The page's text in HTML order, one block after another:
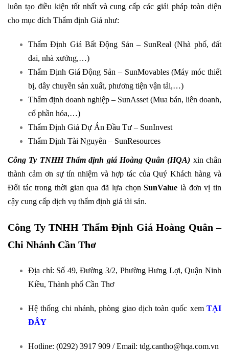
luôn tạo điều kiện tốt nhất và cung cấp các giải pháp toàn diện
cho mục đích Thẩm định Giá như:
Thẩm Định Giá Bất Động Sản – SunReal (Nhà phố, đất
đai, nhà xưởng,…)
Thẩm Định Giá Động Sản – SunMovables (Máy móc thiết
bị, dây chuyền sản xuất, phương tiện vận tải,…)
Thẩm định doanh nghiệp – SunAsset (Mua bán, liên doanh,
cổ phần hóa,…)
Thẩm Định Giá Dự Án Đầu Tư – SunInvest
Thẩm Định Tài Nguyên – SunResources​
Công Ty TNHH Thẩm định giá Hoàng Quân (HQA) xin chân
thành cảm ơn sự tín nhiệm và hợp tác của Quý Khách hàng và
Đối tác trong thời gian qua đã lựa chọnSunValue là đơn vị tin
cậy cung cấp dịch vụ thẩm định giá tài sản.
Công Ty TNHH Thẩm Định Giá Hoàng Quân –
Chi Nhánh Cần Thơ
Địa chỉ: Số 49, Đường 3/2, Phường Hưng Lợi, Quận Ninh
Kiều, Thành phố Cần Thơ
Hệ thống chi nhánh, phòng giao dịch toàn quốc xem TẠI
ĐÂY
Hotline: (0292) 3917 909 / Email: tdg.cantho@hqa.com.vn